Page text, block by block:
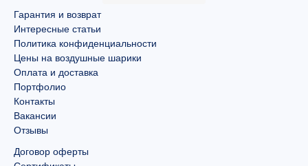
Гарантия и возврат
Интересные статьи
Политика конфиденциальности
Цены на воздушные шарики
Оплата и доставка
Портфолио
Контакты
Вакансии
Отзывы
Договор оферты